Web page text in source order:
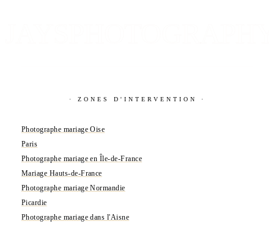
· ZONES D'INTERVENTION ·
Photographe mariage Oise
Paris
Photographe mariage en Île-de-France
Mariage Hauts-de-France
Photographe mariage Normandie
Picardie
Photographe mariage dans l'Aisne